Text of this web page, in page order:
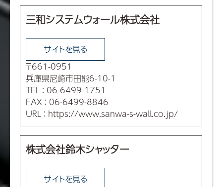
三和システムウォール株式会社
サイトを見る
〒661-0951
兵庫県尼崎市田能6-10-1
TEL ： 06-6499-1751
FAX ： 06-6499-8846
URL ： https://www.sanwa-s-wall.co.jp/
株式会社鈴木シャッター
サイトを見る